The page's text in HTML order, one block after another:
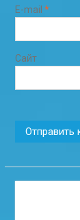
E-mail *
Сайт